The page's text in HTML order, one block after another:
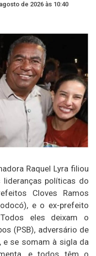
de 2026 às 10:40
Raquel Lyra filiou
políticas do
Cloves Ramos
e o ex-prefeito
eles deixam o
(PSB), adversário de
e se somam à sigla da
e todos têm o